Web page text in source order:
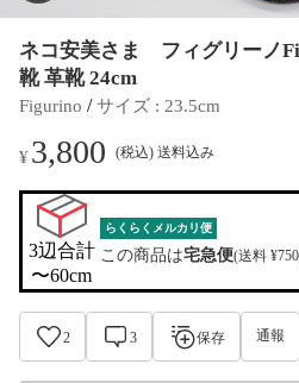
ネコ安美さま フィグリーノ
靴 革靴 24cm
Figurino / サイズ : 23.5cm
¥3,800 (税込) 送料込み
3辺合計
〜60cm
らくらくメルカリ便
この商品は宅急便(送料
2 3 保存 通報